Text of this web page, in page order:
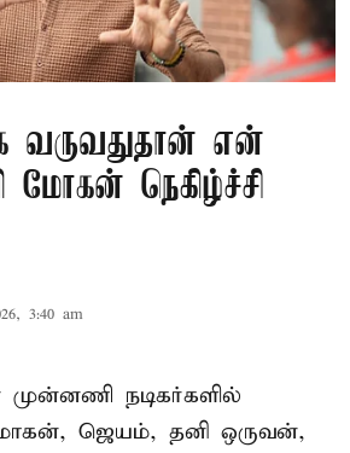
வருவதுதான் என்
மோகன் நெகிழ்ச்சி
3:40 am
முன்னணி நடிகர்களில்
ஜெயம், தனி ஒருவன்,